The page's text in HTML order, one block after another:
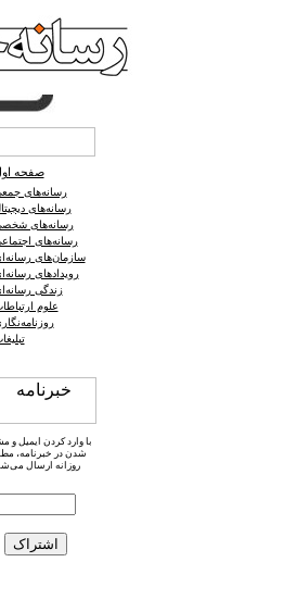
صفحه
رسانه‌های
رسانه‌های
رسانه‌های
رسانه‌های
سازمان‌های
رویدادهای
زندگی
علوم
با وارد کردن ایمیل و
شدن در خبرنامه،
روزانه ارسال